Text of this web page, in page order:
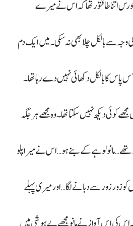
اتنا طاقتور تھا کہ اس نے میرے
سے بالکل چلا بھی نہ سکی۔ میں ایک دم
پاس کا بالکل دکھائی نہیں دے رہا تھا۔
کوئی دیکھ نہیں سکتا تھا۔ وہ مجھے ہر جگہ
مانو لوہے کے بنے ہو… اس نے میرا پلو
زور زور سے دبانے لگا… اور میری پہلے